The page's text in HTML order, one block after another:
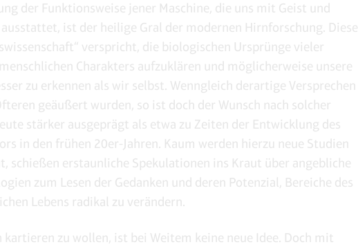
der Funktionsweise jener Maschine, die uns mit Geist und
ist der heilige Gral der modernen Hirnforschung. Diese
verspricht, die biologischen Ursprünge vieler
Charakters aufzuklären und möglicherweise unsere
zu erkennen als wir selbst. Wenngleich derartige Versprechen
geäußert wurden, so ist doch der Wunsch nach solcher
stärker ausgeprägt als etwa zu Zeiten der Entwicklung des
in den frühen 20er-Jahren. Kaum werden hierzu neue Studien
schießen erstaunliche Spekulationen ins Kraut über angebliche
zum Lesen der Gedanken und deren Potenzial, Bereiche des
Lebens radikal zu verändern.
kartieren zu wollen, ist bei Weitem keine neue Idee. Doch mit